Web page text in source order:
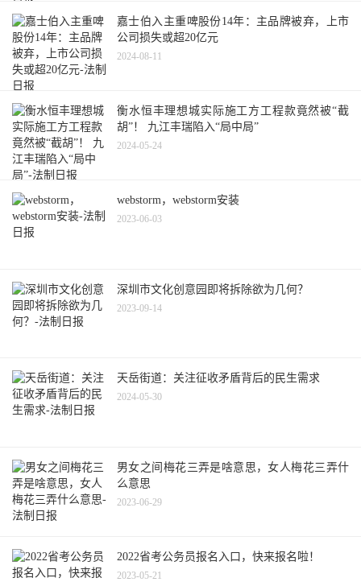
嘉士伯入主重啤股份14年：主品牌被弃，上市
公司损失或超20亿元
2024-08-11
衡水恒丰理想城实际施工方工程款竟然被“截
胡”！ 九江丰瑞陷入“局中局”
2024-05-24
webstorm，webstorm安装
2023-06-03
深圳市文化创意园即将拆除欲为几何？
2023-09-14
天岳街道：关注征收矛盾背后的民生需求
2024-05-30
男女之间梅花三弄是啥意思，女人梅花三弄什
么意思
2023-06-29
2022省考公务员报名入口，快来报名啦！
2023-05-21